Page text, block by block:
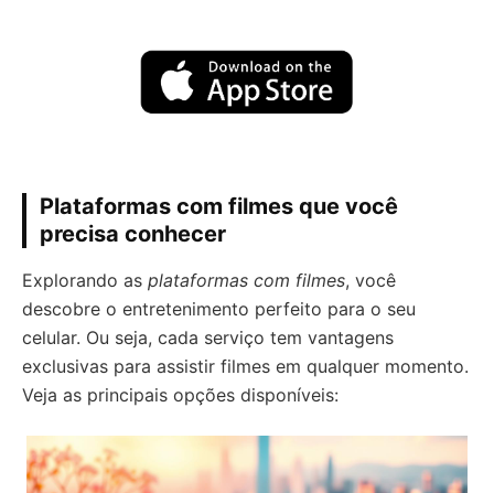
Plataformas com filmes que você
precisa conhecer
Explorando as plataformas com filmes, você
descobre o entretenimento perfeito para o seu
celular. Ou seja, cada serviço tem vantagens
exclusivas para assistir filmes em qualquer momento.
Veja as principais opções disponíveis: